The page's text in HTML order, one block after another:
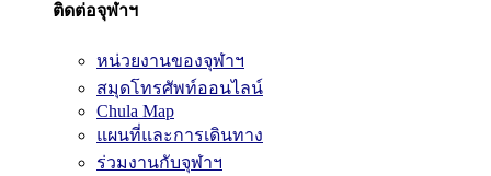
ติดต่อจุฬาฯ
หน่วยงานของจุฬาฯ
สมุดโทรศัพท์ออนไลน์
Chula Map
แผนที่และการเดินทาง
ร่วมงานกับจุฬาฯ